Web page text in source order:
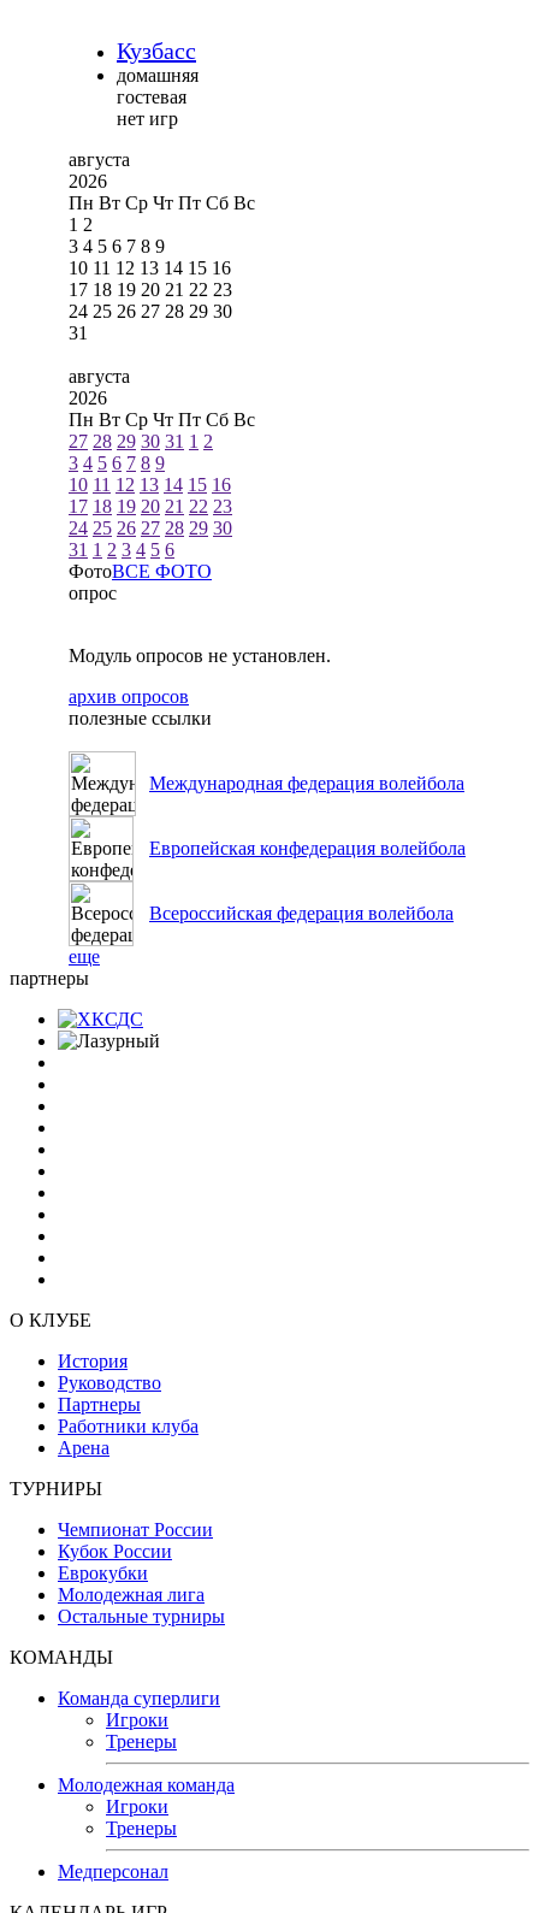
Кузбасс
домашняя
гостевая
нет игр
августа
2026
Пн Вт Ср Чт Пт Сб Вс
1 2
3 4 5 6 7 8 9
10 11 12 13 14 15 16
17 18 19 20 21 22 23
24 25 26 27 28 29 30
31
августа
2026
Пн Вт Ср Чт Пт Сб Вс
27 28 29 30 31 1 2
3 4 5 6 7 8 9
10 11 12 13 14 15 16
17 18 19 20 21 22 23
24 25 26 27 28 29 30
31 1 2 3 4 5 6
ФотоВСЕ ФОТО
опрос
Модуль опросов не установлен.
архив опросов
полезные ссылки
Международная федерация волейбола
Европейская конфедерация волейбола
Всероссийская федерация волейбола
еще
партнеры
О КЛУБЕ
История
Руководство
Партнеры
Работники клуба
Арена
ТУРНИРЫ
Чемпионат России
Кубок России
Еврокубки
Молодежная лига
Остальные турниры
КОМАНДЫ
Команда суперлиги
Игроки
Тренеры
Молодежная команда
Игроки
Тренеры
Медперсонал